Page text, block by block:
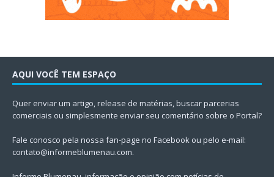
AQUI VOCÊ TEM ESPAÇO
Quer enviar um artigo, release de matérias, buscar parcerias
comerciais ou simplesmente enviar seu comentário sobre o Portal?
Fale conosco pela nossa fan-page no Facebook ou pelo e-mail:
contato@informeblumenau.com.